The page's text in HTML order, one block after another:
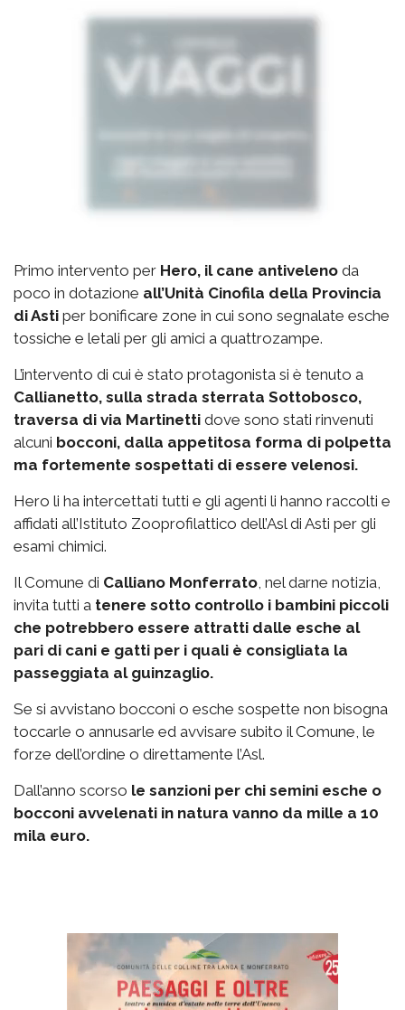
Primo intervento per Hero, il cane antiveleno da
poco in dotazione all’Unità Cinofila della Provincia
di Asti per bonificare zone in cui sono segnalate esche
tossiche e letali per gli amici a quattrozampe.
L’intervento di cui è stato protagonista si è tenuto a
Callianetto, sulla strada sterrata Sottobosco,
traversa di via Martinetti dove sono stati rinvenuti
alcuni bocconi, dalla appetitosa forma di polpetta
ma fortemente sospettati di essere velenosi.
Hero li ha intercettati tutti e gli agenti li hanno raccolti e
affidati all’Istituto Zooprofilattico dell’Asl di Asti per gli
esami chimici.
Il Comune di Calliano Monferrato, nel darne notizia,
invita tutti a tenere sotto controllo i bambini piccoli
che potrebbero essere attratti dalle esche al
pari di cani e gatti per i quali è consigliata la
passeggiata al guinzaglio.
Se si avvistano bocconi o esche sospette non bisogna
toccarle o annusarle ed avvisare subito il Comune, le
forze dell’ordine o direttamente l’Asl.
Dall’anno scorso le sanzioni per chi semini esche o
bocconi avvelenati in natura vanno da mille a 10
mila euro.